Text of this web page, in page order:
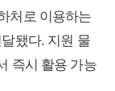
처로 이용하는
됐다. 지원 물
즉시 활용 가능